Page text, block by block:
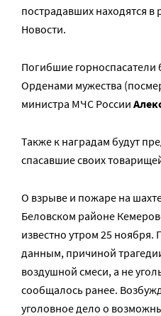
пострадавших находятся
Новости.
Погибшие горноспасатели
Орденами мужества
министра МЧС России
Также к наградам будут
спасавшие своих
О взрыве и пожаре на
Беловском районе
известно утром 25
данным, причиной
воздушной смеси, а не
сообщалось ранее.
уголовное дело о